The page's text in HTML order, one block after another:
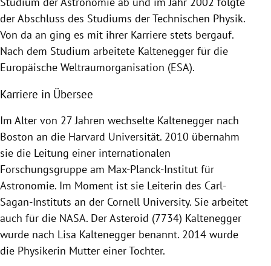
der Abschluss des Studiums der Technischen Physik.
Von da an ging es mit ihrer Karriere stets bergauf.
Nach dem Studium arbeitete Kaltenegger für die
Europäische Weltraumorganisation (ESA).
Karriere in Übersee
Im Alter von 27 Jahren wechselte Kaltenegger nach
Boston an die Harvard Universität. 2010 übernahm
sie die Leitung einer internationalen
Forschungsgruppe am Max-Planck-Institut für
Astronomie. Im Moment ist sie Leiterin des Carl-
Sagan-Instituts an der Cornell University. Sie arbeitet
auch für die NASA. Der Asteroid (7734) Kaltenegger
wurde nach Lisa Kaltenegger benannt. 2014 wurde
die Physikerin Mutter einer Tochter.